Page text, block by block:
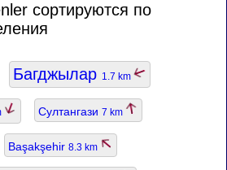
сортируются по
Багджылар 1.7 km
Султангази 7 km
Başakşehir 8.3 km